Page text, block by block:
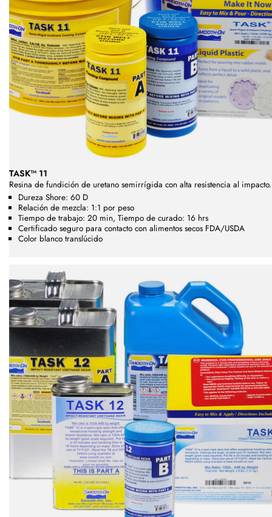
TASK™ 11
Resina de fundición de uretano semirrígida con alta resistencia al impacto.
Dureza Shore: 60 D
Relación de mezcla: 1:1 por peso
Tiempo de trabajo: 20 min, Tiempo de curado: 16 hrs
Certificado seguro para contacto con alimentos secos FDA/USDA
Color blanco translúcido